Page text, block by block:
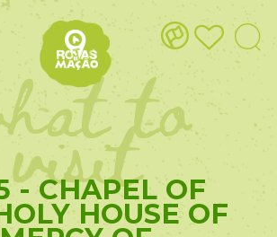
to
visit
- CHAPEL OF
HOUSE OF